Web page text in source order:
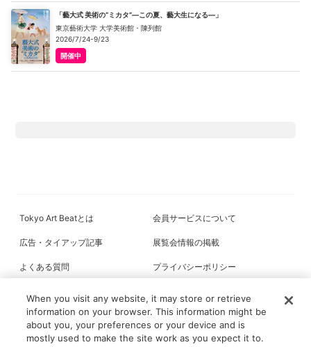
「藝大式 美術の“ミカタ”―この夏、藝大生になる―」
東京藝術大学 大学美術館・陳列館
2026/7/24-9/23
開催中
Tokyo Art Beatとは 会員サービスについて
広告・タイアップ記事 展覧会情報の掲載
よくある質問 プライバシーポリシー
When you visit any website, it may store or retrieve
information on your browser. This information might be
about you, your preferences or your device and is
mostly used to make the site work as you expect it to.